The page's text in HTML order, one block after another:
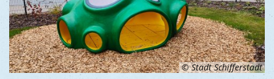
© Stadt Schifferstadt